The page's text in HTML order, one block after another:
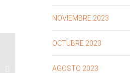
NOVIEMBRE 2023
OCTUBRE 2023
AGOSTO 2023